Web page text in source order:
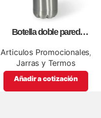
Botella doble pared
Articulos Promocionales,
Jarras y Termos
Añadir a cotización